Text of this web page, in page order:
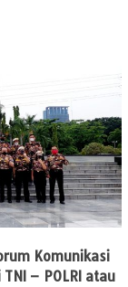
Komunikasi
– POLRI atau